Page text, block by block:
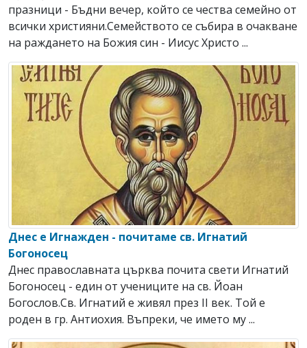
празници - Бъдни вечер, който се чества семейно от
всички християни.Семейството се събира в очакване
на раждането на Божия син - Иисус Христо ...
Днес е Игнажден - почитаме св. Игнатий
Богоносец
Днес православната църква почита свети Игнатий
Богоносец - един от учениците на св. Йоан
Богослов.Св. Игнатий е живял през ІІ век. Той е
роден в гр. Антиохия. Въпреки, че името му ...